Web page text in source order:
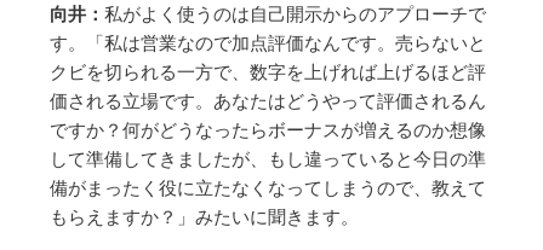
向井： 私がよく使うのは自己開示からのアプローチで
す。「私は営業なので加点評価なんです。売らないと
クビを切られる一方で、数字を上げれば上げるほど評
価される立場です。あなたはどうやって評価されるん
ですか？何がどうなったらボーナスが増えるのか想像
して準備してきましたが、もし違っていると今日の準
備がまったく役に立たなくなってしまうので、教えて
もらえますか？」みたいに聞きます。